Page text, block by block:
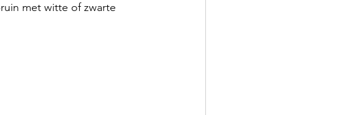
met witte of zwarte